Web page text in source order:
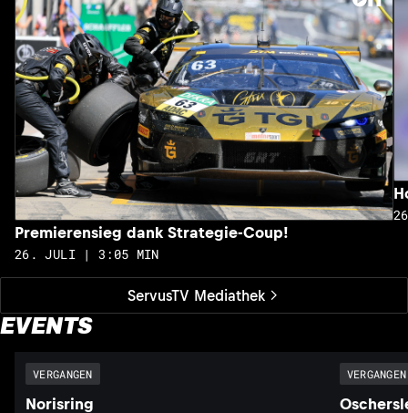
ServusTV Mediathek
Premierensieg dank Strategie-Coup!
26. JULI | 3:05 MIN
EVENTS
VERGANGEN
Norisring
VERGANGEN